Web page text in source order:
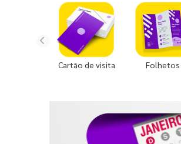
Cartão de visita Folhetos